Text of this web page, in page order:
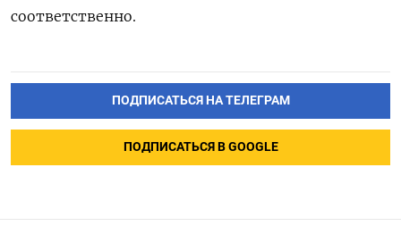
соответственно.
ПОДПИСАТЬСЯ НА ТЕЛЕГРАМ
ПОДПИСАТЬСЯ В GOOGLE